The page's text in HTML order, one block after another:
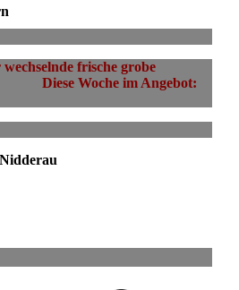
frische grobe
Woche im Angebot: